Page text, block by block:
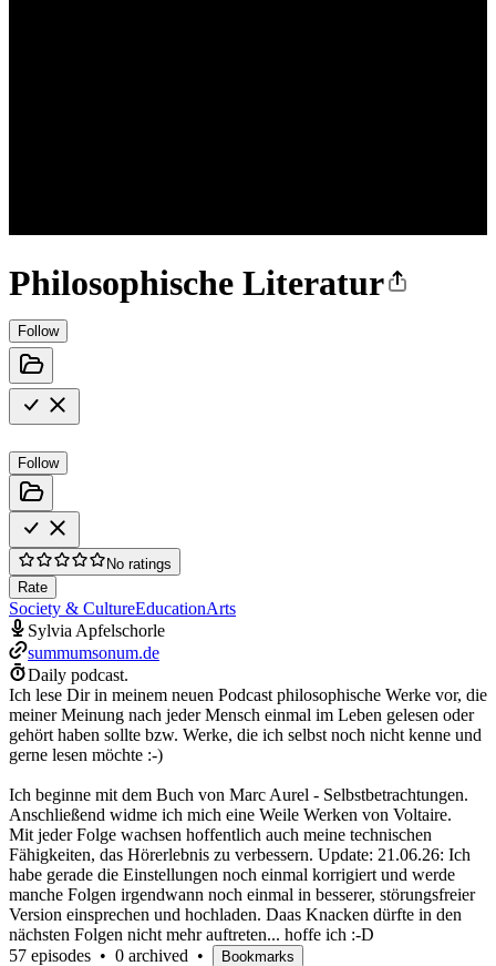
Philosophische Literatur
Follow
Follow
No ratings
Rate
Society & CultureEducationArts
Sylvia Apfelschorle
summumsonum.de
Daily podcast.
Ich lese Dir in meinem neuen Podcast philosophische Werke vor, die
meiner Meinung nach jeder Mensch einmal im Leben gelesen oder
gehört haben sollte bzw. Werke, die ich selbst noch nicht kenne und
gerne lesen möchte :-)
Ich beginne mit dem Buch von Marc Aurel - Selbstbetrachtungen.
Anschließend widme ich mich eine Weile Werken von Voltaire.
Mit jeder Folge wachsen hoffentlich auch meine technischen
Fähigkeiten, das Hörerlebnis zu verbessern. Update: 21.06.26: Ich
habe gerade die Einstellungen noch einmal korrigiert und werde
manche Folgen irgendwann noch einmal in besserer, störungsfreier
Version einsprechen und hochladen. Daas Knacken dürfte in den
nächsten Folgen nicht mehr auftreten... hoffe ich :-D
57 episodes • 0 archived • Bookmarks